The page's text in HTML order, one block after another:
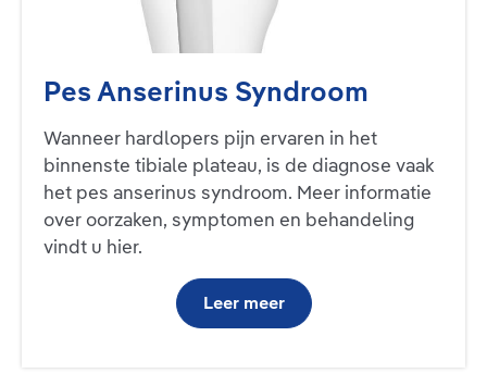
Pes Anserinus Syndroom
Wanneer hardlopers pijn ervaren in het
binnenste tibiale plateau, is de diagnose vaak
het pes anserinus syndroom. Meer informatie
over oorzaken, symptomen en behandeling
vindt u hier.
Leer meer